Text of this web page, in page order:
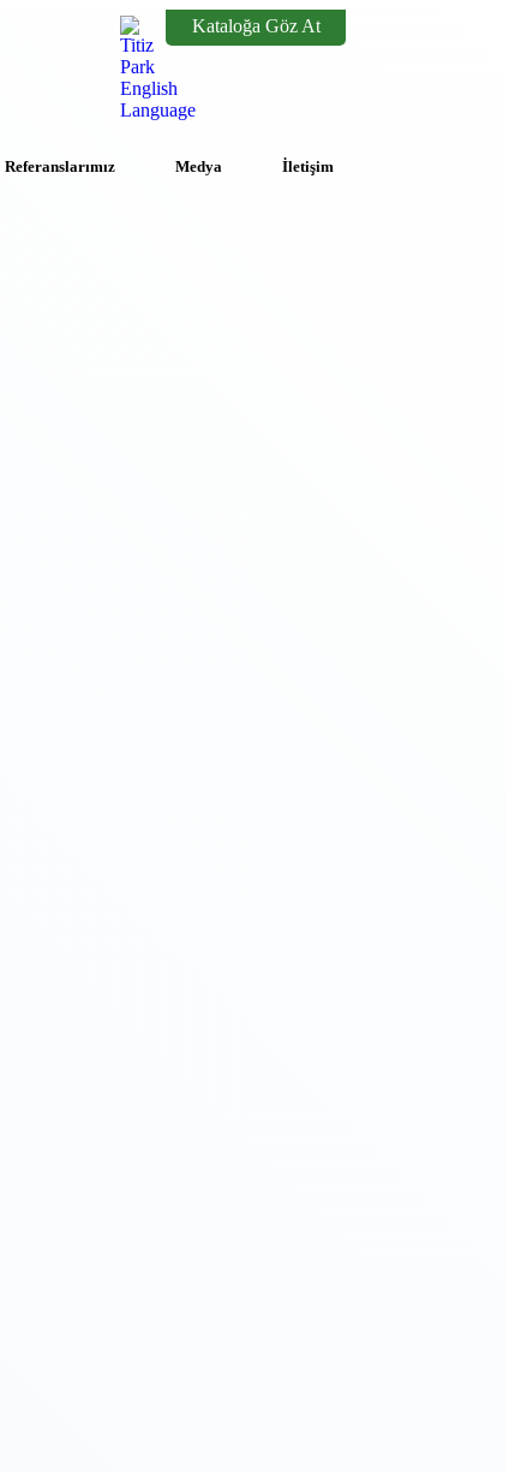
Kataloğa Göz At
Referanslarımız Medya İletişim